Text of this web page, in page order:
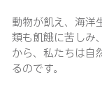
動物が飢え、海洋
類も飢餓に苦しみ
から、私たちは自
るのです。